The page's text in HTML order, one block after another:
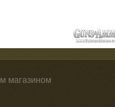
магазином